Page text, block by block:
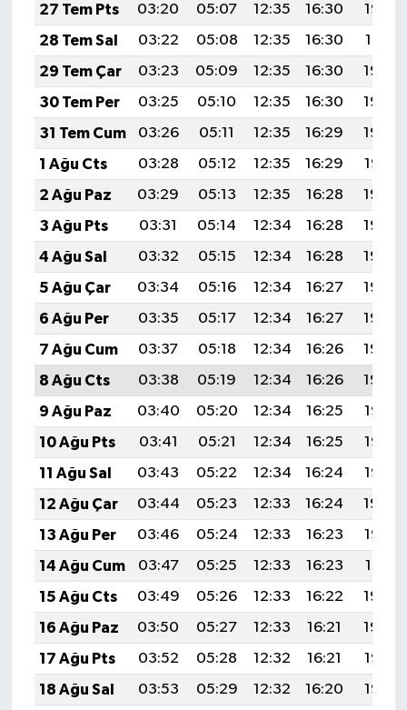
27 Tem Pts
03:20 05:07 12:35 16:30
19:52
28 Tem Sal
03:22 05:08 12:35 16:30
19:51
29 Tem Çar
03:23 05:09 12:35 16:30
19:50
30 Tem Per
03:25 05:10 12:35 16:30
19:49
31 Tem Cum
03:26 05:11 12:35 16:29
19:48
1 Ağu Cts
03:28 05:12 12:35 16:29
19:47
2 Ağu Paz
03:29 05:13 12:35 16:28
19:46
3 Ağu Pts
03:31 05:14 12:34 16:28
19:45
4 Ağu Sal
03:32 05:15 12:34 16:28
19:44
5 Ağu Çar
03:34 05:16 12:34 16:27
19:43
6 Ağu Per
03:35 05:17 12:34 16:27
19:42
7 Ağu Cum
03:37 05:18 12:34 16:26
19:40
8 Ağu Cts
03:38 05:19 12:34 16:26
19:39
9 Ağu Paz
03:40 05:20 12:34 16:25
19:38
10 Ağu Pts
03:41 05:21 12:34 16:25
19:37
11 Ağu Sal
03:43 05:22 12:34 16:24
19:35
12 Ağu Çar
03:44 05:23 12:33 16:24
19:34
13 Ağu Per
03:46 05:24 12:33 16:23
19:33
14 Ağu Cum
03:47 05:25 12:33 16:23
19:31
15 Ağu Cts
03:49 05:26 12:33 16:22
19:30
16 Ağu Paz
03:50 05:27 12:33 16:21
19:29
17 Ağu Pts
03:52 05:28 12:32 16:21
19:27
18 Ağu Sal
03:53 05:29 12:32 16:20
19:26